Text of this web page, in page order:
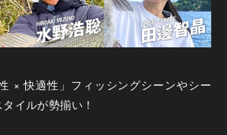
× 快適性」フィッシングシーンやシー
イルが勢揃い！